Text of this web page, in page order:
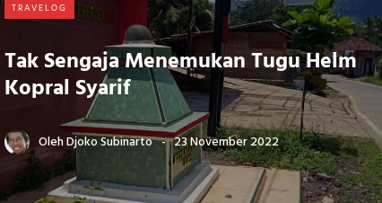
TRAVELOG
Tak Sengaja Menemukan Tugu Helm
Kopral Syarif
OlehDjoko Subinarto 23 November 2022